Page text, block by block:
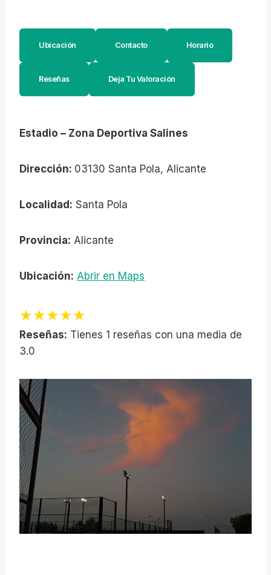
Ubicación Contacto Horario
Reseñas Deja Tu Valoración
Estadio – Zona Deportiva Salines
Dirección: 03130 Santa Pola, Alicante
Localidad: Santa Pola
Provincia: Alicante
Ubicación: Abrir en Maps
★★★★★
Reseñas: Tienes 1 reseñas con una media de
3.0